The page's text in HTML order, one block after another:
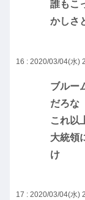
誰もこ
かしさ
16 : 2020/03/04(水)
ブルー
だろな
これ以
大統領
け
17 : 2020/03/04(水)